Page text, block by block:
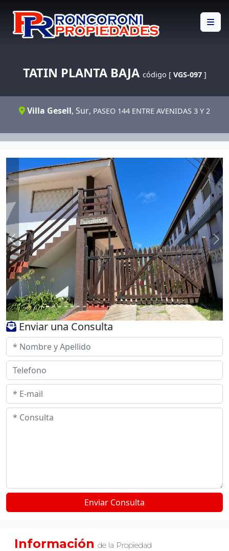
TATIN PLANTA BAJA código [ VGS-097]
Villa Gesell, Sur, PASEO 144 ENTRE AVENIDAS 3 Y 2
Previous
Enviar una Consulta
Información de la Propiedad